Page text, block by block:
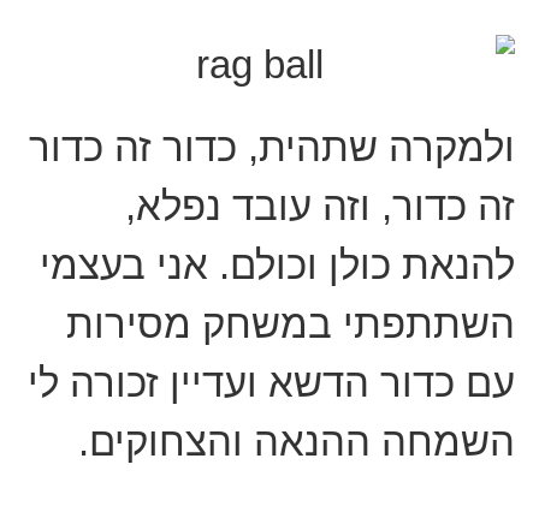
ולמקרה שתהית, כדור זה כדור
זה כדור, וזה עובד נפלא,
להנאת כולן וכולם. אני בעצמי
השתתפתי במשחק מסירות
עם כדור הדשא ועדיין זכורה לי
השמחה ההנאה והצחוקים.